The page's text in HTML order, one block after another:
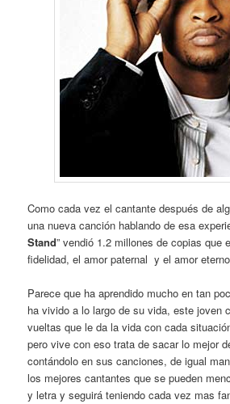
Como cada vez el cantante después de
una nueva canción hablando de esa
Stand” vendió 1.2 millones de copias que
fidelidad, el amor paternal y el amor
Parece que ha aprendido mucho en tan
ha vivido a lo largo de su vida, este joven
vueltas que le da la vida con cada
pero vive con eso trata de sacar lo mejor
contándolo en sus canciones, de igual
los mejores cantantes que se pueden
y letra y seguirá teniendo cada vez mas